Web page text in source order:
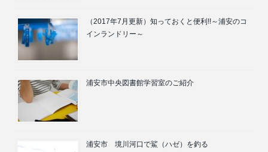
（2017年7月更新）知っておくと便利!!～浦安のコ
インランドリー～
浦安市中央図書館学習室のご紹介
浦安市 境川河口で鯊（ハゼ）を釣る